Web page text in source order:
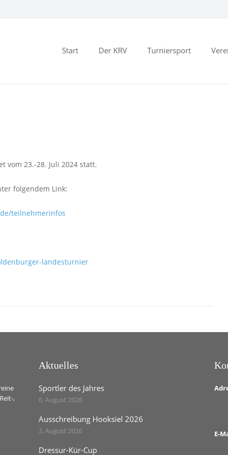
Start Der KRV Turniersport
vom 23.-28. Juli 2024 statt.
folgendem Link:
teilnehmerinfos
landesturnier
,
Aktuelles
Sportler des Jahres
6. August 2026
Ausschreibung Hooksiel 2026
3. August 2026
Dressur-Kür-Cup
E-